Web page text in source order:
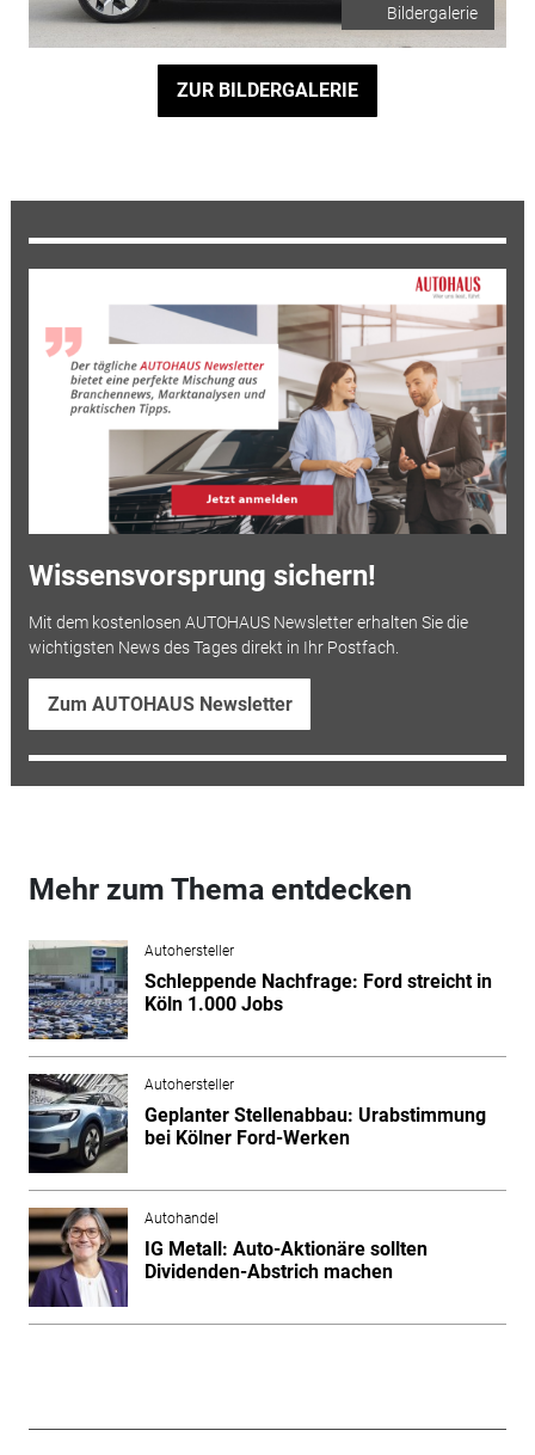
Bildergalerie
ZUR BILDERGALERIE
Wissensvorsprung sichern!
Mit dem kostenlosen AUTOHAUS Newsletter erhalten Sie die
wichtigsten News des Tages direkt in Ihr Postfach.
Zum AUTOHAUS Newsletter
Mehr zum Thema entdecken
Autohersteller
Schleppende Nachfrage: Ford streicht in
Köln 1.000 Jobs
Autohersteller
Geplanter Stellenabbau: Urabstimmung
bei Kölner Ford-Werken
Autohandel
IG Metall: Auto-Aktionäre sollten
Dividenden-Abstrich machen